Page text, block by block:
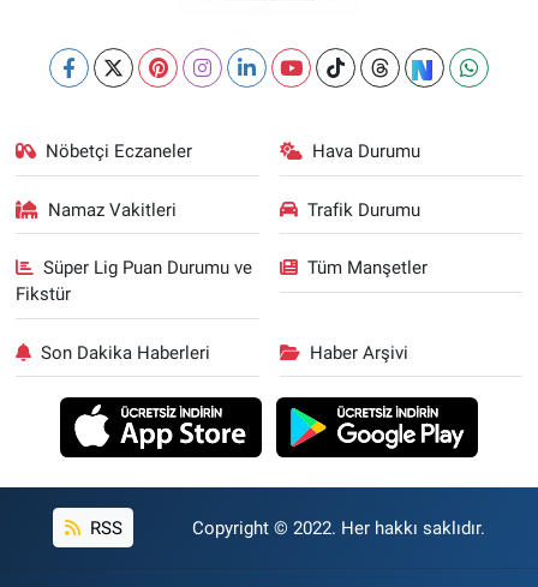
Nöbetçi Eczaneler Hava Durumu
Namaz Vakitleri Trafik Durumu
Süper Lig Puan Durumu ve
Fikstür
Tüm Manşetler
Son Dakika Haberleri Haber Arşivi
RSS Copyright © 2022. Her hakkı saklıdır.